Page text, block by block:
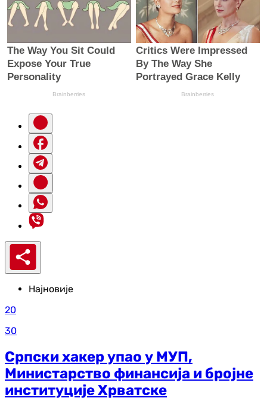
Најновије
20
30
Српски хакер упао у МУП,
Министарство финансија и бројне
институције Хрватске